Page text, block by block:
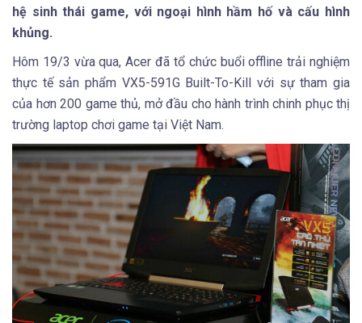
hệ sinh thái game, với ngoại hình hầm hố và cấu hình
khủng.
Hôm 19/3 vừa qua, Acer đã tổ chức buổi offline trải nghiệm
thực tế sản phẩm VX5-591G Built-To-Kill với sự tham gia
của hơn 200 game thủ, mở đầu cho hành trình chinh phục thị
trường laptop chơi game tại Việt Nam.